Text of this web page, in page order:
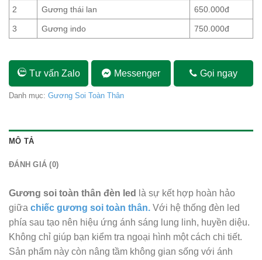
2 Gương thái lan 650.000đ
3 Gương indo 750.000đ
Tư vấn Zalo Messenger Gọi ngay
Danh mục: Gương Soi Toàn Thân
MÔ TẢ
ĐÁNH GIÁ (0)
Gương soi toàn thân đèn led
là sự kết hợp hoàn hảo
giữa chiếc gương soi toàn thân. Với hệ thống đèn led
phía sau tạo nên hiệu ứng ánh sáng lung linh, huyền diệu.
Không chỉ giúp bạn kiểm tra ngoại hình một cách chi tiết.
Sản phẩm này còn nâng tầm không gian sống với ánh